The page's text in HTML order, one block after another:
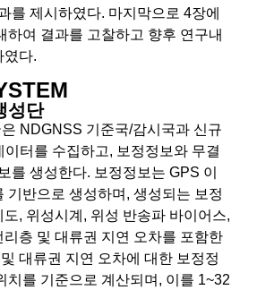
를 제시하였다. 마지막으로 4장에
하여 결과를 고찰하고 향후 연구내
였다.
성단
NDGNSS 기준국/감시국과 신규
이터를 수집하고, 보정정보와 무결
를 생성한다. 보정정보는 GPS 이
기반으로 생성하며, 생성되는 보정
, 위성시계, 위성 반송파 바이어스,
층 및 대류권 지연 오차를 포함한
대류권 지연 오차에 대한 보정정
치를 기준으로 계산되며, 이를 1~32